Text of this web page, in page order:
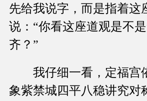
先给我说字，而是指着这
说：“你看这座道观是不
齐？”
我仔细一看，定福宫
象紫禁城四平八稳讲究对